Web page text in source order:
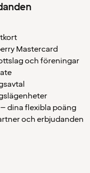
Mastercard
och föreningar
dina flexibla poäng
och erbjudanden